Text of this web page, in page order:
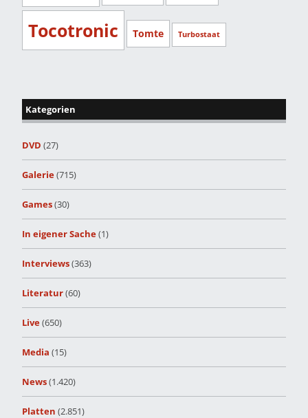
Tocotronic Tomte Turbostaat
Kategorien
DVD (27)
Galerie(715)
Games(30)
In eigener Sache(1)
Interviews(363)
Literatur(60)
Live(650)
Media (15)
News(1.420)
Platten (2.851)